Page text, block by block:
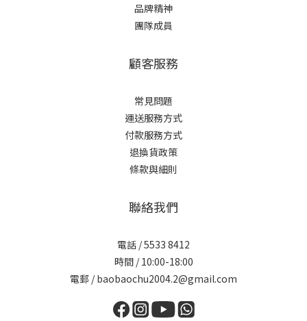
品牌精神
團隊成員
顧客服務
常見問題
運送服務方式
付款服務方式
退換貨政策
條款與細則
聯絡我們
電話 / 5533 8412
時間 / 10:00-18:00
電郵 / baobaochu2004.2@gmail.com